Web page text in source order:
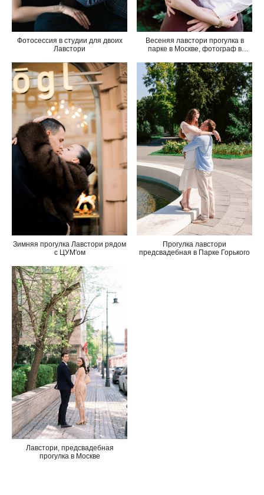
Фотосессия в студии для двоих
Лавстори
Весеняя лавстори прогулка в
парке в Москве, фотограф в
Зимняя прогулка Лавстори рядом
с ЦУМ'ом
Прогулка лавстори
предсвадебная в Парке Горького
Лавстори, предсвадебная
прогулка в Москве